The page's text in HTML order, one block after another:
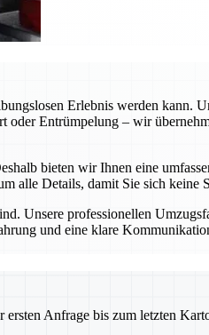
Erlebnis werden kann.
Entrümpelung – wir
bieten wir Ihnen eine
alle Details, damit Sie sich keine
Unsere professionellen
und eine klare
Anfrage bis zum letzten